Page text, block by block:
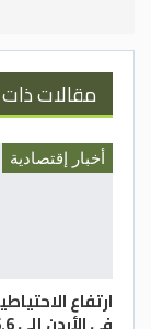
مقالات
أخبار إقتصادية
ارتفاع